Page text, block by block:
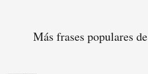
Más frases populares